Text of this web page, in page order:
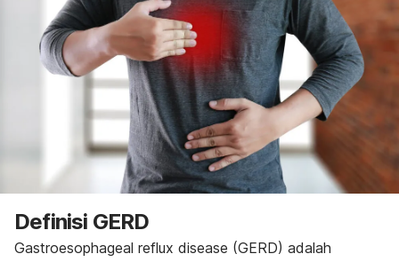
Definisi GERD
Gastroesophageal reflux disease (GERD) adalah